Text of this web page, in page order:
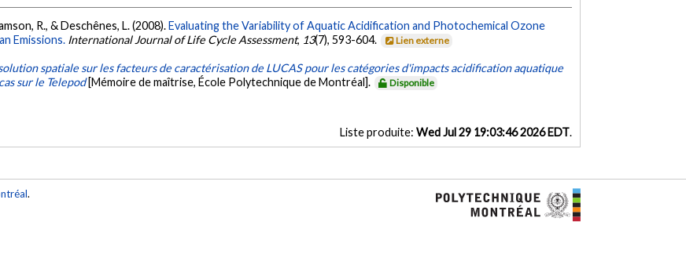
R., & Deschênes, L. (2008).Evaluating the Variability of Aquatic Acidification and Photochemical Ozone
Emissions. International Journal of Life Cycle Assessment, 13(7), 593-604. Lien externe
spatiale sur les facteurs de caractérisation de LUCAS pour les catégories d'impacts acidification aquatique
sur le Telepod [Mémoire de maîtrise, École Polytechnique de Montréal]. Disponible
Liste produite: Wed Jul 29 19:03:46 2026 EDT.
.